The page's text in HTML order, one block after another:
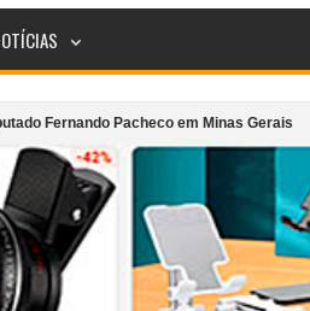
Pacheco em Minas Gerais MPMG
Cataguases Incêndio atinge segundo